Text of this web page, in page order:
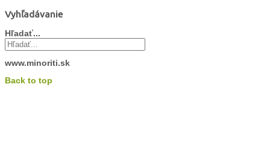
Vyhľadávanie
Hľadať...
www.minoriti.sk
Back to top